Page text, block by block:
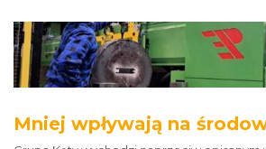
Mniej wpływają na
Grupa Kęty wychodzi naprzeciw opisanym
Segmentu Wyrobów Wyciskanych Grupy
Efektywność energetyczna instalacji